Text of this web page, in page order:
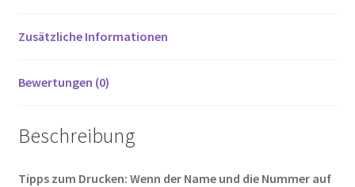
k
Zusätzliche Informationen
Bewertungen (0)
Beschreibung
Tipps zum Drucken: Wenn der Name und die Nummer auf